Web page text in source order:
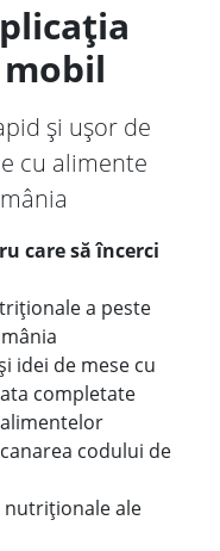
și ușor de
cu alimente
care să încerci
a peste
idei de mese cu
completate
codului de
ale